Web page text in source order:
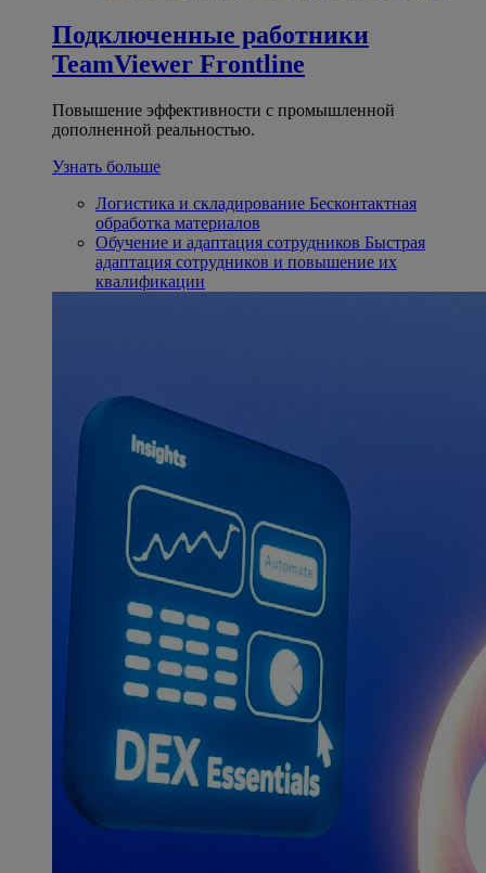
Подключенные работники
TeamViewer Frontline
Повышение эффективности с промышленной
дополненной реальностью.
Узнать больше
Логистика и складирование Бесконтактная
обработка материалов
Обучение и адаптация сотрудников Быстрая
адаптация сотрудников и повышение их
квалификации